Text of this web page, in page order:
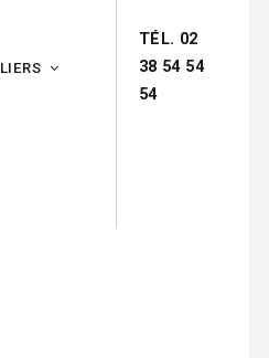
TÉL. 02
38 54 54
54